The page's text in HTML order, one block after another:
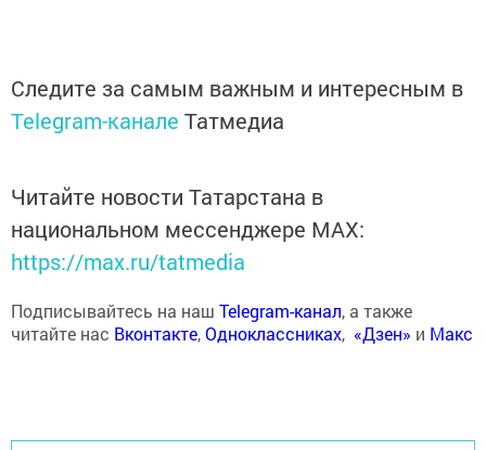
Следите за самым важным и интересным в
Telegram-канале Татмедиа
Читайте новости Татарстана в
национальном мессенджере MАХ:
https://max.ru/tatmedia
Подписывайтесь на наш Telegram-канал, а также
читайте нас Вконтакте,Одноклассниках, «Дзен» и Макс